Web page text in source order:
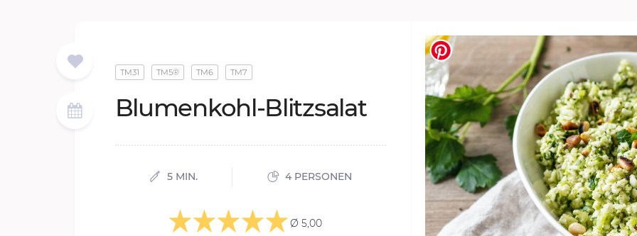
TM31 TM5® TM6 TM7
Blu­men­kohl-Blitz­sa­lat
5 MIN. 4 PERSONEN
Ø 5,00